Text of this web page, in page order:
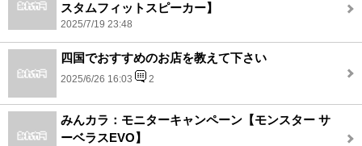
スタムフィットスピーカー】
2025/7/19 23:48
四国でおすすめのお店を教えて下さい
2025/6/26 16:03 2
みんカラ：モニターキャンペーン【モンスター サ
ーベラスEVO】